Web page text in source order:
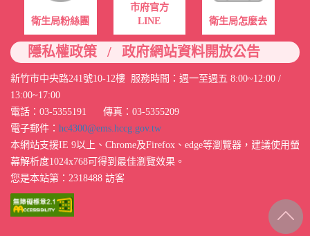
衛生局粉絲團
市府官方
LINE
衛生局怎麼去
隱私權政策 / 政府網站資料開放公告
新竹市中央路241號10-12樓 服務時間：週一至週五 8:00~12:00 /
13:00~17:00
電話：03-5355191 傳真：03-5355209
電子郵件： hc4300@ems.hccg.gov.tw
本網站支援IE 9以上、Chrome及Firefox、edge等瀏覽器，建議使用螢
幕解析度1024x768可得到最佳瀏覽效果。
您是本站第：2318488 訪客
回最上
方